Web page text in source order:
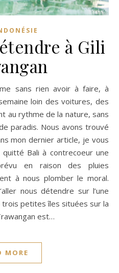
à Gili
loin des voitures, des
au rythme de la nature, sans
paradis. Nous avons trouvé
mon dernier article, je vous
Bali à contrecoeur une
en raison des pluies
à nous plomber le moral.
nous détendre sur l’une
trois petites îles situées sur la
est…
MORE